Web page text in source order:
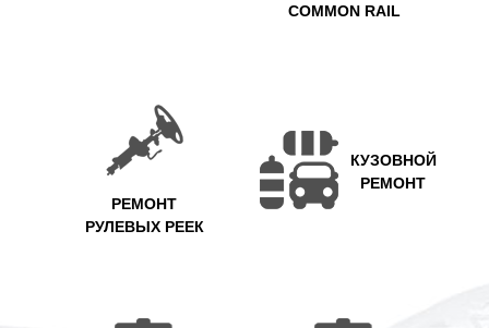
COMMON RAIL
РЕМОНТ
РУЛЕВЫХ РЕЕК
КУЗОВНОЙ
РЕМОНТ